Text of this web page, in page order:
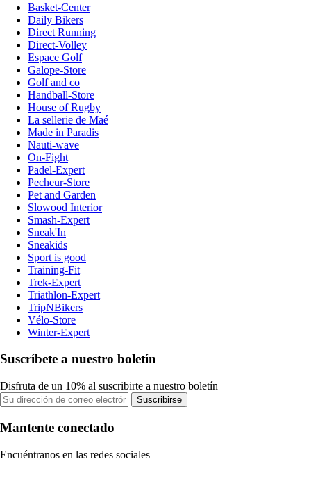
Basket-Center
Daily Bikers
Direct Running
Direct-Volley
Espace Golf
Galope-Store
Golf and co
Handball-Store
House of Rugby
La sellerie de Maé
Made in Paradis
Nauti-wave
On-Fight
Padel-Expert
Pecheur-Store
Pet and Garden
Slowood Interior
Smash-Expert
Sneak'In
Sneakids
Sport is good
Training-Fit
Trek-Expert
Triathlon-Expert
TripNBikers
Vélo-Store
Winter-Expert
Suscríbete a nuestro boletín
Disfruta de un 10% al suscribirte a nuestro boletín
Suscribirse
Mantente conectado
Encuéntranos en las redes sociales